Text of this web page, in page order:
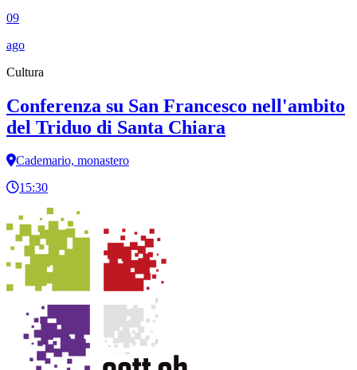
09
ago
Cultura
Conferenza su San Francesco nell'ambito
del Triduo di Santa Chiara
Cademario, monastero
15:30